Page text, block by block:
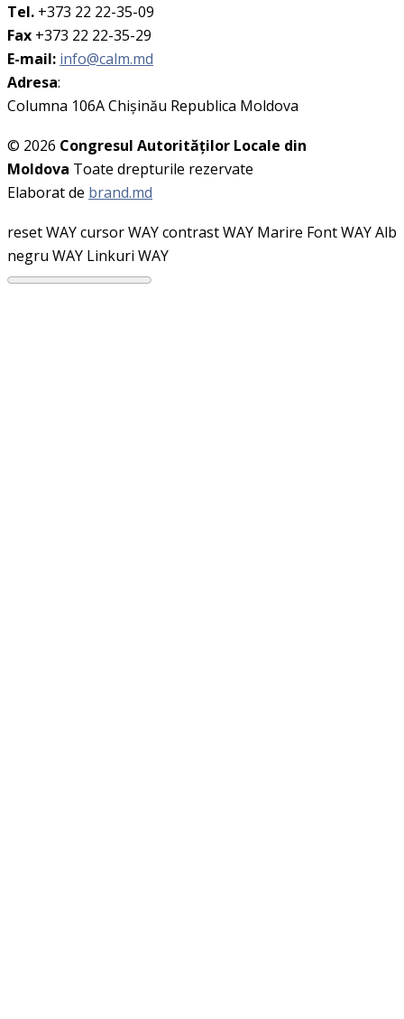
Tel. +373 22 22-35-09
Fax +373 22 22-35-29
E-mail: info@calm.md
Adresa:
Columna 106A Chişinău Republica Moldova
© 2026 Congresul Autorităţilor Locale din
Moldova Toate drepturile rezervate
Elaborat de brand.md
reset WAYcursor WAYcontrast WAY Marire Font WAYAlb
negru WAY Linkuri WAY